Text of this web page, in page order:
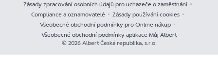
Zásady zpracování osobních údajů pro uchazeče o zaměstnání
Compliance a oznamovatelé
Zásady používání cookies
Všeobecné obchodní podmínky pro Online nákup
Všeobecné obchodní podmínky aplikace Můj Albert
© 2026 Albert Česká republika, s.r.o.